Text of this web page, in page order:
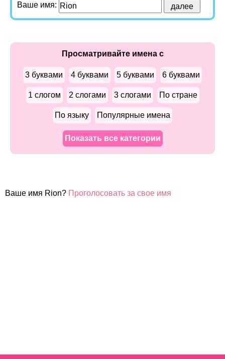
Ваше имя:
Просматривайте имена с
3 буквами 4 буквами 5 буквами 6 буквами
1 слогом 2 слогами 3 слогами По стране
По языку Популярные имена
Показать все категории
Ваше имя Rion? Проголосовать за свое имя